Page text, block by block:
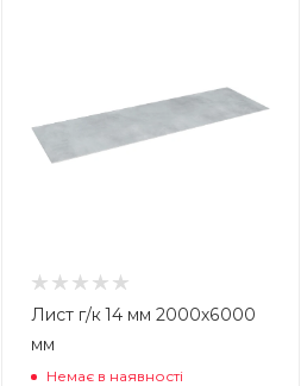
Лист г/к 14 мм 2000х6000
мм
Немає в наявності